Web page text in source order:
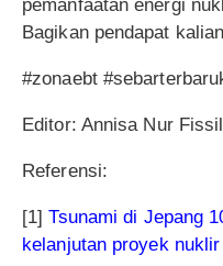
pemanfaatan energi
Bagikan pendapat
#zonaebt
Editor: Annisa Nur
Referensi:
[1]Tsunami di Jepang
kelanjutan proyek